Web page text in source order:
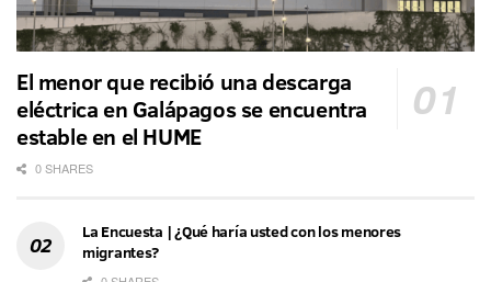
El menor que recibió una descarga
eléctrica en Galápagos se encuentra
estable en el HUME
0 SHARES
La Encuesta | ¿Qué haría usted con los menores
migrantes?